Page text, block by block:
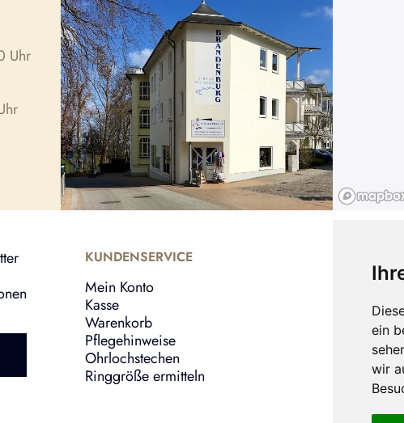
ein
wir
Uhr
KUNDENSERVICE
Mein Konto
Kasse
Warenkorb
Pflegehinweise
Ohrlochstechen
Ringgröße ermitteln
Shop
Über